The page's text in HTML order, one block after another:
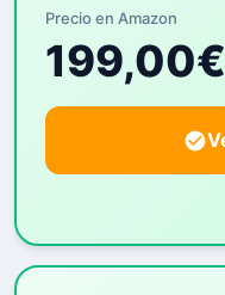
Precio en Amazon
199,00€